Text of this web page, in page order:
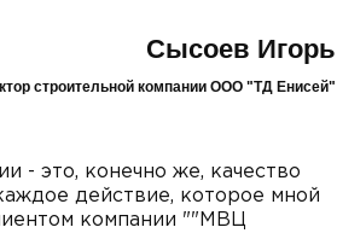
Сысоев Игорь
строительной компании ООО "ТД Енисей"
- это, конечно же, качество
действие, которое мной
компании ""МВЦ